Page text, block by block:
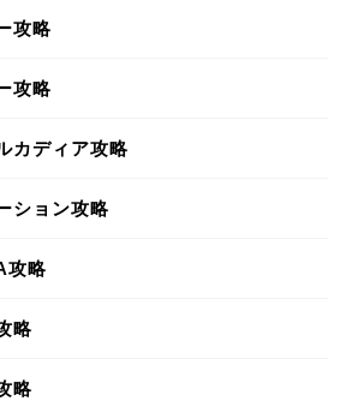
攻略
攻略
カディア攻略
ション攻略
攻略
略
略